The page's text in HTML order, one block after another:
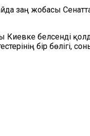
заң жобасы
белсенді
бір бөлігі,